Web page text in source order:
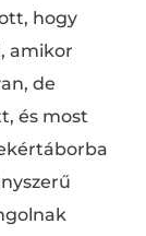
hogy
amikor
de
és most